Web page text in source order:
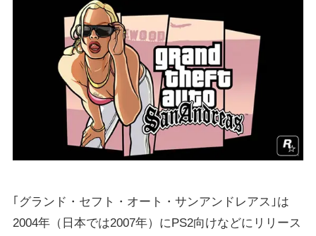
｢グランド・セフト・オート・サンアンドレアス｣は
2004年（日本では2007年）にPS2向けなどにリリース